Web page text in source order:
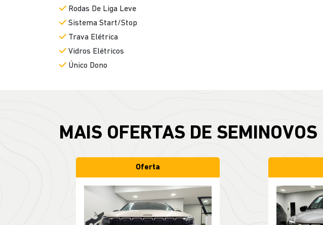
Rodas De Liga Leve
Sistema Start/Stop
Trava Elétrica
Vidros Elétricos
Único Dono
MAIS OFERTAS DE SEMINOVOS
Oferta